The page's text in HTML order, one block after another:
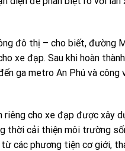
đô thị – cho biết, đường
xe đạp. Sau khi hoàn
ga metro An Phú và công
riêng cho xe đạp được xây
thời cải thiện môi trường
các phương tiện cơ giới,